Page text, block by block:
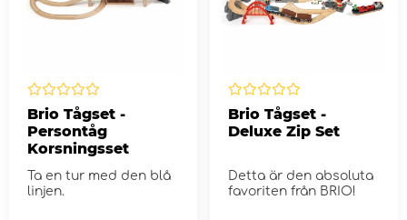
Brio Tågset -
Persontåg
Korsningsset
Ta en tur med den blå
linjen.
Brio Tågset -
Deluxe Zip Set
Detta är den absoluta
favoriten från BRIO!